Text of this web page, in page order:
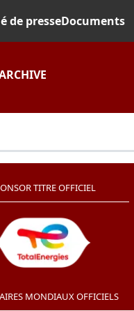
de presseDocuments
TITRE OFFICIEL
MONDIAUX OFFICIELS